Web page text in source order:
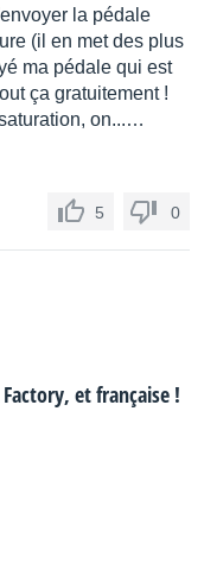
la pédale
(il en met des plus
ma pédale qui est
ça gratuitement !
on...…
5 0
et française !